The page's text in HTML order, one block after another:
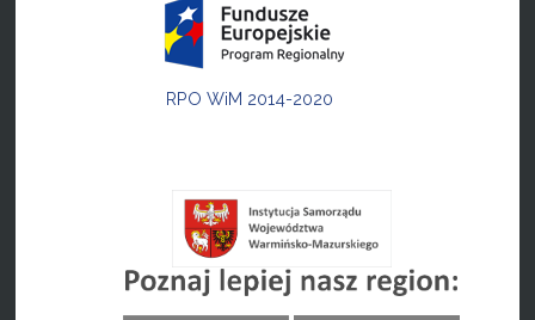
RPO WiM 2014-2020